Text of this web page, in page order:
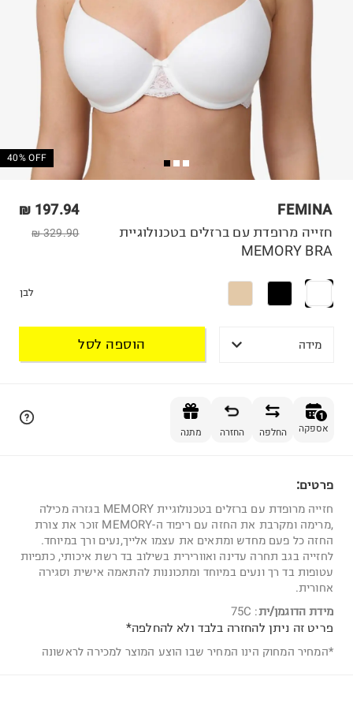
40% OFF
FEMINA
197.94 ₪
329.90 ₪
חזייה מרופדת עם ברזלים בטכנולוגיית
MEMORY BRA
לבן
מידה הוספה לסל
1
אספקה החלפה החזרה מתנה
פרטים:
חזייה מרופדת עם ברזלים בטכנולוגיית MEMORY בגזרה מכילה
,מרימה ומקרבת את החזה עם ריפוד ה-MEMORY זוכר את צורת
החזה כל פעם מחדש ומתאים את עצמו אלייך,נעים ורך במיוחד.
לחזייה בגב תחרה עדינה ואוורירית בשילוב בד רשת איכותי, כתפיות
עטופות בד רך ונעים במיוחד ומתכוננות להתאמה אישית וסגירה
אחורית.
מידת הדוגמן/ית:
75C
פריט זה ניתן להחזרה בלבד ולא להחלפה*
*המחיר המחוק הינו המחיר שבו הוצע המוצר למכירה לראשונה